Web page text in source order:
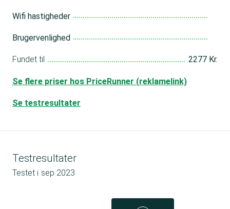
Wifi hastigheder
Brugervenlighed
Fundet til 2277 Kr.
Se flere priser hos PriceRunner (reklamelink)
Se testresultater
Testresultater
Testet i sep 2023